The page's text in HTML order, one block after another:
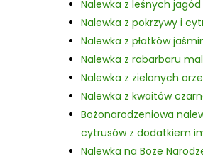
Nalewka z leśnych jagód
Nalewka z pokrzywy i
Nalewka z płatków
Nalewka z rabarbaru
Nalewka z zielonych
Nalewka z kwaitów
Bożonarodzeniowa
cytrusów z dodatkiem
Nalewka na Boże